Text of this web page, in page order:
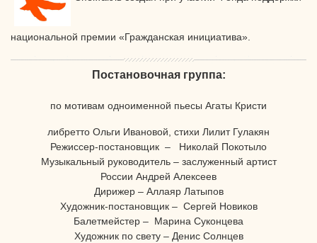
национальной премии «Гражданская инициатива».
Постановочная группа:
по мотивам одноименной пьесы Агаты Кристи
либретто Ольги Ивановой, стихи Лилит Гулакян
Режиссер-постановщик – Николай Покотыло
Музыкальный руководитель – заслуженный артист
России Андрей Алексеев
Дирижер – Аллаяр Латыпов
Художник-постановщик – Сергей Новиков
Балетмейстер – Марина Суконцева
Художник по свету – Денис Солнцев